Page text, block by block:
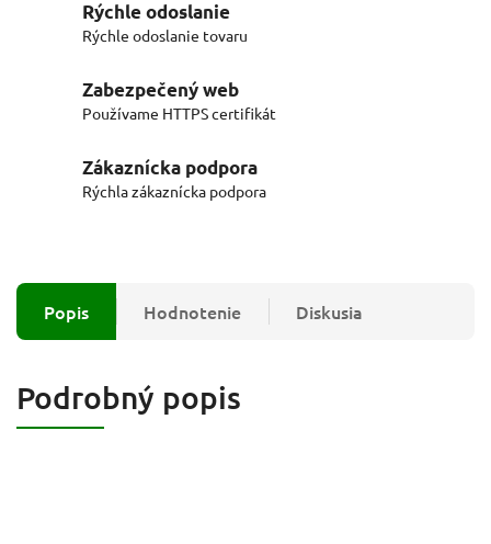
Rýchle odoslanie
Rýchle odoslanie tovaru
Zabezpečený web
Používame HTTPS certifikát
Zákaznícka podpora
Rýchla zákaznícka podpora
Popis Hodnotenie Diskusia
Podrobný popis